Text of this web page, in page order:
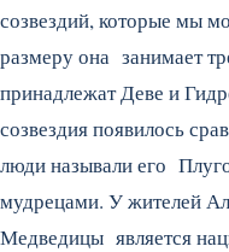
созвездий, которые мы
размеру она занимает
принадлежат Деве и
созвездия появилось
люди называли его
мудрецами. У жителей
Медведицы является